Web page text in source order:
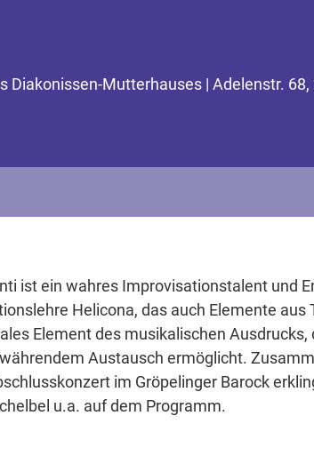
Diakonissen-Mutterhauses | Adelenstr.
ist ein wahres Improvisationstalent und
Helicona, das auch Elemente aus
Element des musikalischen
Austausch ermöglicht.
im Gröpelinger Barock
u.a. auf dem Programm.